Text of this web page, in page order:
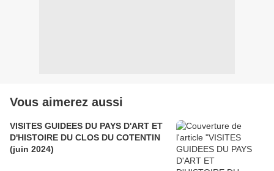
Vous aimerez aussi
VISITES GUIDEES DU PAYS D'ART ET
D'HISTOIRE DU CLOS DU COTENTIN
(juin 2024)